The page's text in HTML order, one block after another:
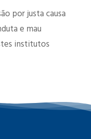
por justa causa
e mau
institutos